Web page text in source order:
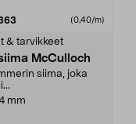
(0,40/m)
& tarvikkeet
McCulloch
siima, joka
mm